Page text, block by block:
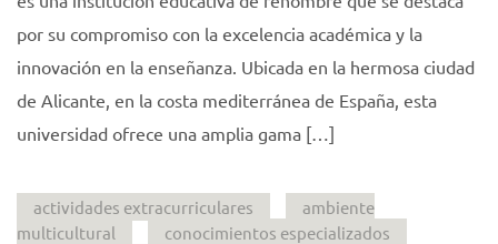
por su compromiso con la excelencia académica y la
innovación en la enseñanza. Ubicada en la hermosa ciudad
de Alicante, en la costa mediterránea de España, esta
universidad ofrece una amplia gama […]
actividades extracurriculares
ambiente
multicultural
conocimientos especializados